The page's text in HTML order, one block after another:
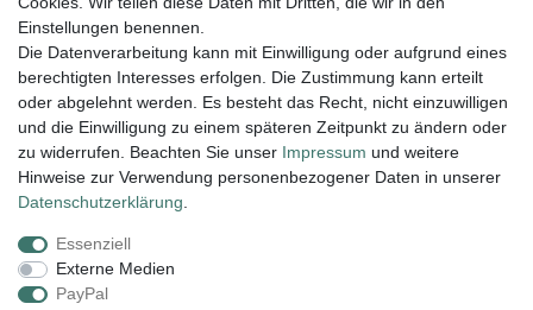
Lieferung und Versand
Impressum Daten­schutz­erklärung AGB
Widerrufs­recht
Einstellungen benennen.
Die Datenverarbeitung kann mit Einwilligung oder aufgrund eines
berechtigten Interesses erfolgen. Die Zustimmung kann erteilt
oder abgelehnt werden. Es besteht das Recht, nicht einzuwilligen
und die Einwilligung zu einem späteren Zeitpunkt zu ändern oder
zu widerrufen. Beachten Sie unser Impressum und weitere
Hinweise zur Verwendung personenbezogener Daten in unserer
Daten­schutz­erklärung
Essenziell
Externe Medien
PayPal